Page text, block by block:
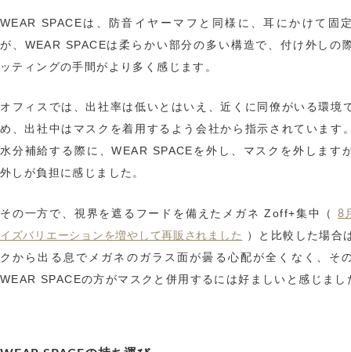
WEAR SPACEは、防音イヤーマフと同様に、耳にかけて固
が、WEAR SPACEは柔らかい部分の多い構造で、付け外しの
ッティングの手間がより多く感じます。
オフィスでは、出社率は低いとはいえ、近くに同僚がいる環境
め、出社中はマスクを着用するよう会社から指示されています
水分補給する際に、WEAR SPACEを外し、マスクを外します
外しが負担に感じました。
その一方で、視界を遮るフードを備えたメガネ Zoff+集中（ 8
イズバリエーションを増やして再販されました
）と比較した場合
クから出る息でメガネのガラス面が曇る心配が全くなく、そ
WEAR SPACEの方がマスクと併用するには好ましいと感じまし